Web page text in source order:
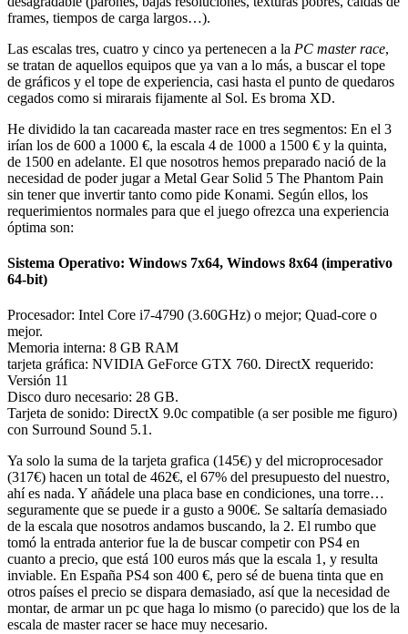
frames, tiempos de carga largos…).
Las escalas tres, cuatro y cinco ya pertenecen a la PC master race,
se tratan de aquellos equipos que ya van a lo más, a buscar el tope
de gráficos y el tope de experiencia, casi hasta el punto de quedaros
cegados como si mirarais fijamente al Sol. Es broma XD.
He dividido la tan cacareada master race en tres segmentos: En el 3
irían los de 600 a 1000 €, la escala 4 de 1000 a 1500 € y la quinta,
de 1500 en adelante. El que nosotros hemos preparado nació de la
necesidad de poder jugar a Metal Gear Solid 5 The Phantom Pain
sin tener que invertir tanto como pide Konami. Según ellos, los
requerimientos normales para que el juego ofrezca una experiencia
óptima son:
Sistema Operativo: Windows 7x64, Windows 8x64 (imperativo
64-bit)
Procesador: Intel Core i7-4790 (3.60GHz) o mejor; Quad-core o
mejor.
Memoria interna: 8 GB RAM
tarjeta gráfica: NVIDIA GeForce GTX 760. DirectX requerido:
Versión 11
Disco duro necesario: 28 GB.
Tarjeta de sonido: DirectX 9.0c compatible (a ser posible me figuro)
con Surround Sound 5.1.
Ya solo la suma de la tarjeta grafica (145€) y del microprocesador
(317€) hacen un total de 462€, el 67% del presupuesto del nuestro,
ahí es nada. Y añádele una placa base en condiciones, una torre…
seguramente que se puede ir a gusto a 900€. Se saltaría demasiado
de la escala que nosotros andamos buscando, la 2. El rumbo que
tomó la entrada anterior fue la de buscar competir con PS4 en
cuanto a precio, que está 100 euros más que la escala 1, y resulta
inviable. En España PS4 son 400 €, pero sé de buena tinta que en
otros países el precio se dispara demasiado, así que la necesidad de
montar, de armar un pc que haga lo mismo (o parecido) que los de la
escala de master racer se hace muy necesario.